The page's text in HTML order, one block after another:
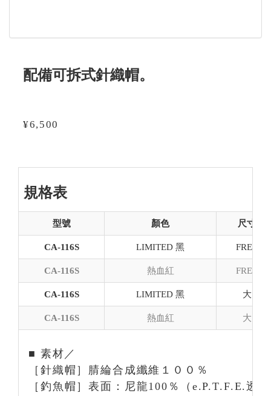
配備可拆式針織帽。
¥6,500
規格表
型號 顏色 尺寸
CA-116S LIMITED 黑 FREE
CA-116S 熱血紅 FREE
CA-116S LIMITED 黑 大
CA-116S 熱血紅 大
■ 素材／
［針織帽］腈綸合成纖維１００％
［釣魚帽］表面：尼龍100％（e.P.T.F.E.